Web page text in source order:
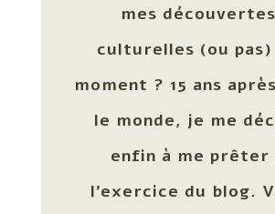
mes découvertes
culturelles (ou pas)
moment ? 15 ans
le monde, je me
enfin à me prêter
l’exercice du blog.